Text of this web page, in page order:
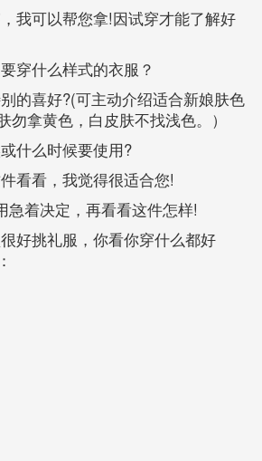
我可以帮您拿!因试穿才能了解好
穿什么样式的衣服？
的喜好?(可主动介绍适合新娘肤色
勿拿黄色，白皮肤不找浅色。）
什么时候要使用?
看看，我觉得很适合您!
急着决定，再看看这件怎样!
好挑礼服，你看你穿什么都好